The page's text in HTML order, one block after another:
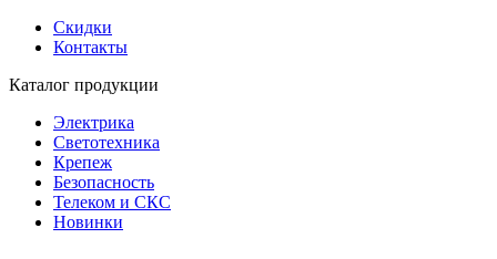
Скидки
Контакты
Каталог продукции
Электрика
Светотехника
Крепеж
Безопасность
Телеком и СКС
Новинки